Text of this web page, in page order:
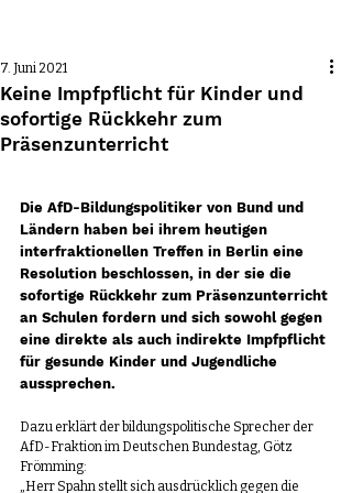
Keine Impfpflicht für Kinder und
sofortige Rückkehr zum
Präsenzunterricht
7. Juni 2021
Die AfD-Bildungspolitiker von Bund und
Ländern haben bei ihrem heutigen
interfraktionellen Treffen in Berlin eine
Resolution beschlossen, in der sie die
sofortige Rückkehr zum Präsenzunterricht
an Schulen fordern und sich sowohl gegen
eine direkte als auch indirekte Impfpflicht
für gesunde Kinder und Jugendliche
aussprechen.
Dazu erklärt der bildungspolitische Sprecher der
AfD-Fraktion im Deutschen Bundestag, Götz
Frömming:
„Herr Spahn stellt sich ausdrücklich gegen die